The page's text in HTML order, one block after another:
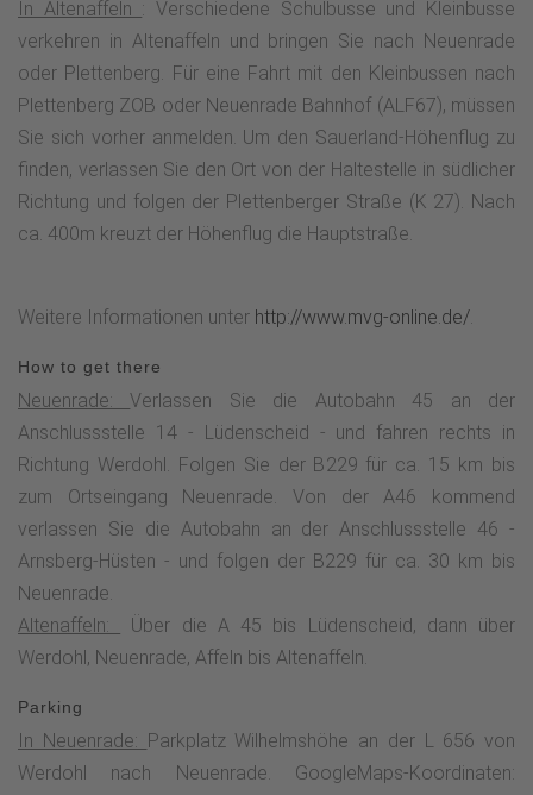
In Altenaffeln : Verschiedene Schulbusse und Kleinbusse
verkehren in Altenaffeln und bringen Sie nach Neuenrade
oder Plettenberg. Für eine Fahrt mit den Kleinbussen nach
Plettenberg ZOB oder Neuenrade Bahnhof (ALF67), müssen
Sie sich vorher anmelden. Um den Sauerland-Höhenflug zu
finden, verlassen Sie den Ort von der Haltestelle in südlicher
Richtung und folgen der Plettenberger Straße (K 27). Nach
ca. 400m kreuzt der Höhenflug die Hauptstraße.
Weitere Informationen unter http://www.mvg-online.de/.
How to get there
Neuenrade:Verlassen Sie die Autobahn 45 an der
Anschlussstelle 14 - Lüdenscheid - und fahren rechts in
Richtung Werdohl. Folgen Sie der B229 für ca. 15 km bis
zum Ortseingang Neuenrade. Von der A46 kommend
verlassen Sie die Autobahn an der Anschlussstelle 46 -
Arnsberg-Hüsten - und folgen der B229 für ca. 30 km bis
Neuenrade.
Altenaffeln:
Über die A 45 bis Lüdenscheid, dann über
Werdohl, Neuenrade, Affeln bis Altenaffeln.
Parking
In Neuenrade: Parkplatz Wilhelmshöhe an der L 656 von
Werdohl nach Neuenrade. GoogleMaps-Koordinaten: